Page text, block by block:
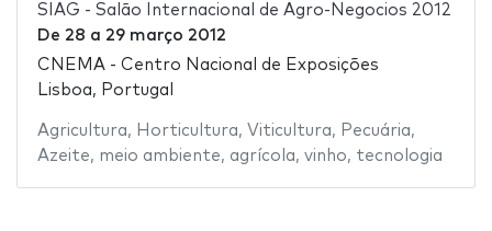
SIAG - Salão Internacional de Agro-Negocios 2012
De 28 a 29 março 2012
CNEMA - Centro Nacional de Exposições
Lisboa, Portugal
Agricultura, Horticultura, Viticultura, Pecuária,
Azeite, meio ambiente, agrícola, vinho, tecnologia